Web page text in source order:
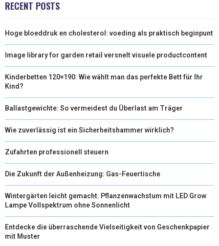
RECENT POSTS
Hoge bloeddruk en cholesterol: voeding als praktisch beginpunt
Image library for garden retail versnelt visuele productcontent
Kinderbetten 120×190: Wie wählt man das perfekte Bett für Ihr
Kind?
Ballastgewichte: So vermeidest du Überlast am Träger
Wie zuverlässig ist ein Sicherheitshammer wirklich?
Zufahrten professionell steuern
Die Zukunft der Außenheizung: Gas-Feuertische
Wintergärten leicht gemacht: Pflanzenwachstum mit LED Grow
Lampe Vollspektrum ohne Sonnenlicht
Entdecke die überraschende Vielseitigkeit von Geschenkpapier
mit Muster